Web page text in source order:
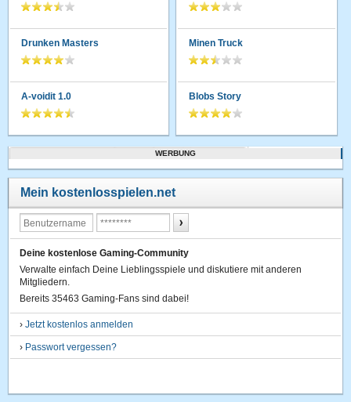
Drunken Masters
A-voidit 1.0
Minen Truck
Blobs Story
WERBUNG
Mein kostenlosspielen.net
Deine kostenlose Gaming-Community
Verwalte einfach Deine Lieblingsspiele und diskutiere mit anderen
Mitgliedern.
Bereits 35463 Gaming-Fans sind dabei!
›Jetzt kostenlos anmelden
› Passwort vergessen?